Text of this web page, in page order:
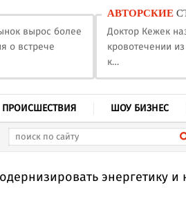
вырос более
о встрече
АВТОРСКИЕ
Доктор Кежек
кровотечении
к…
ПРОИСШЕСТВИЯ ШОУ БИЗНЕС
энергетику и